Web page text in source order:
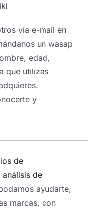
vía e-mail en
un wasap
edad,
que utilizas
y
de
análisis de
ayudarte,
marcas, con